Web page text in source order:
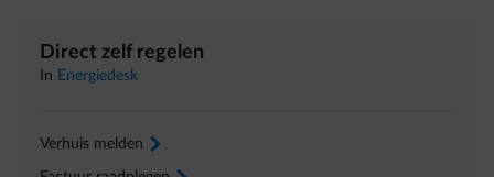
Direct zelf regelen
In Energiedesk
Verhuis melden arrow-right